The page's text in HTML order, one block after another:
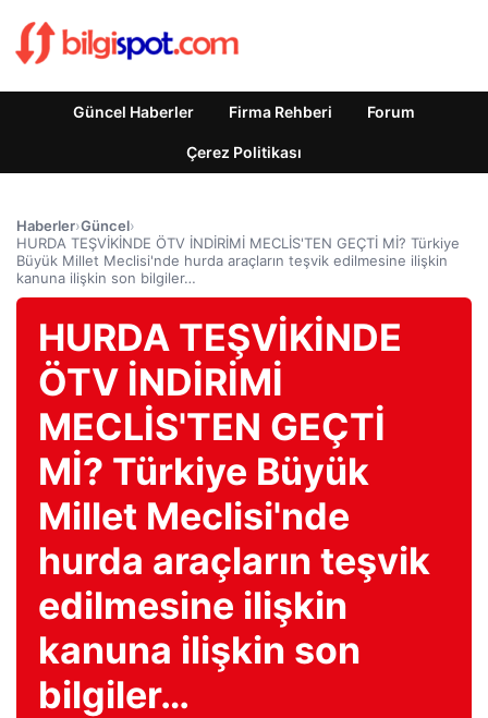
Güncel Haberler Firma Rehberi Forum
Çerez Politikası
Haberler›Güncel›
HURDA TEŞVİKİNDE ÖTV İNDİRİMİ MECLİS'TEN GEÇTİ Mİ? Türkiye
Büyük Millet Meclisi'nde hurda araçların teşvik edilmesine ilişkin
kanuna ilişkin son bilgiler…
HURDA TEŞVİKİNDE
ÖTV İNDİRİMİ
MECLİS'TEN GEÇTİ
Mİ? Türkiye Büyük
Millet Meclisi'nde
hurda araçların teşvik
edilmesine ilişkin
kanuna ilişkin son
bilgiler…